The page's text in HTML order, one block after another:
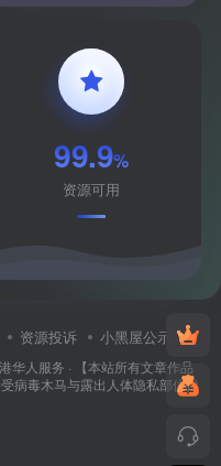
99.9%
资源可用
资源投诉 小黑屋公示
华人服务 · 【本站所有文章作品
病毒木马与露出人体隐私部位投